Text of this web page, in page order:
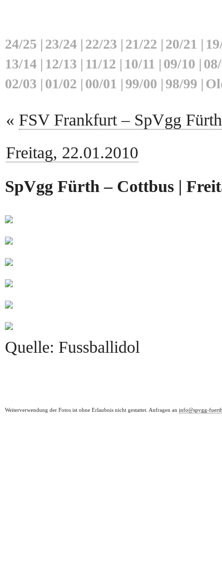
24/25 | 23/24 | 22/23 | 21/22 | 20/21 |
13/14 | 12/13 | 11/12 | 10/11 | 09/10 |
02/03 | 01/02 | 00/01 | 99/00 | 98/99 |
« FSV Frankfurt – SpVgg
Freitag, 22.01.2010
SpVgg Fürth – Cottbus |
Quelle: Fussballidol
Weiterverwendung der Fotos ist ohne Erlaubnis nicht gestattet. Anfragen an info@spvgg-